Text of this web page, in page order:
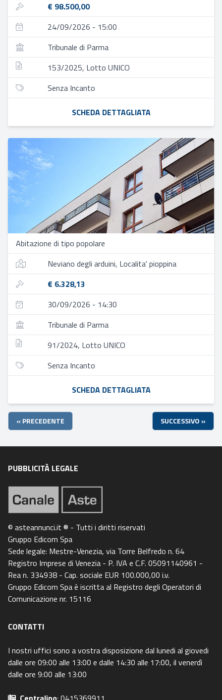
€ 98.500,00
24/09/2026 - 15:00
Tribunale di Parma
153/2025, Lotto UNICO
Senza Incanto
SCHEDA DETTAGLIATA
Abitazione di tipo popolare
Neviano degli arduini, Localita' pioppina
€ 6.328,13
30/09/2026 - 14:30
Tribunale di Parma
91/2024, Lotto UNICO
Senza Incanto
SCHEDA DETTAGLIATA
« PRECEDENTE SUCCESSIVO »
PUBBLICITÀ LEGALE
© asteannunci.it ® - Tutti i diritti riservati
Gruppo Edicom Spa
Sede legale: Mestre-Venezia, via Torre Belfredo n. 64
Registro Imprese di Venezia - P. IVA e C.F. 05091140961 -
Rea n. 334938 - Cap. sociale EUR 100.000,00 i.v.
Gruppo Edicom Spa è iscritta al Registro degli Operatori di
Comunicazione nr. 15116
CONTATTI
I nostri uffici sono a vostra disposizione dal lunedi al giovedi
dalle ore 09:00 alle 13:00 e dalle 14:30 alle 17:00, il venerdì
dalle ore 9:00 alle 13:00